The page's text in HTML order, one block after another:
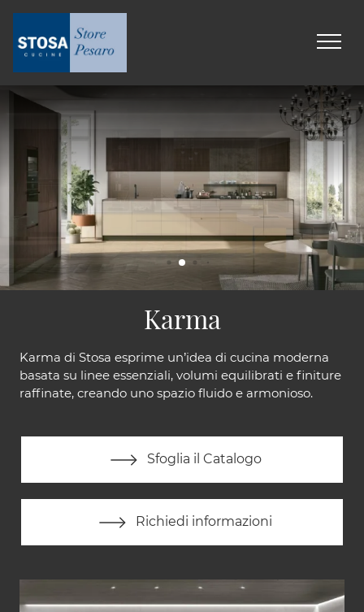
Karma
Karma di Stosa esprime un’idea di cucina moderna
basata su linee essenziali, volumi equilibrati e finiture
raffinate, creando uno spazio fluido e armonioso.
Sfoglia il Catalogo
Richiedi informazioni